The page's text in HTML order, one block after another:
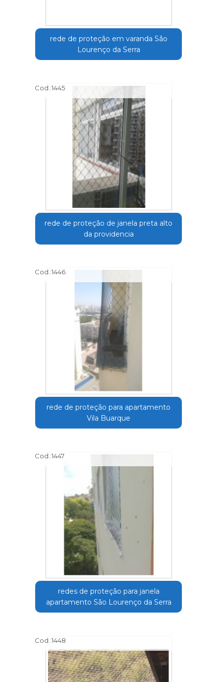
rede de proteção em varanda São
Lourenço da Serra
Cod.:1445
rede de proteção de janela preta alto
da providencia
Cod.:1446
rede de proteção para apartamento
Vila Buarque
Cod.:1447
redes de proteção para janela
apartamento São Lourenço da Serra
Cod.:1448